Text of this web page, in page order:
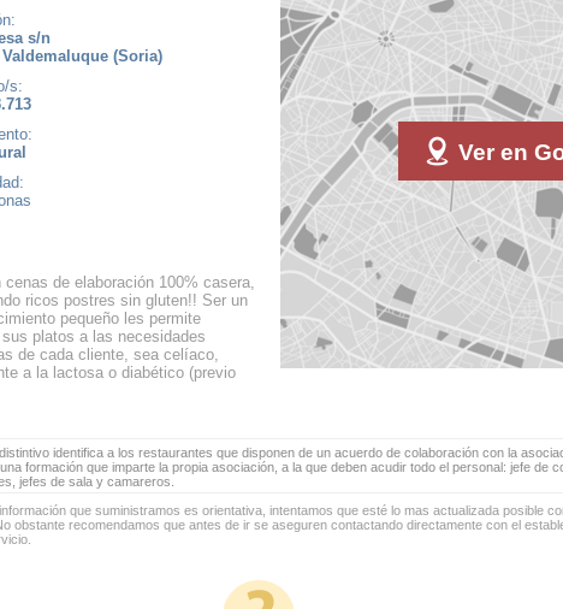
Ver en
s/n
Valdemaluque (Soria)
s:
cenas de elaboración 100% casera,
ricos postres sin gluten!! Ser un
pequeño les permite
platos a las necesidades
de cada cliente, sea celíaco,
a la lactosa o diabético (previo
identifica a los restaurantes que disponen de un acuerdo de colaboración con la
formación que imparte la propia asociación, a la que deben acudir todo el personal: jefe de
jefes de sala y camareros.
que suministramos es orientativa, intentamos que esté lo mas actualizada posible
obstante recomendamos que antes de ir se aseguren contactando directamente con el